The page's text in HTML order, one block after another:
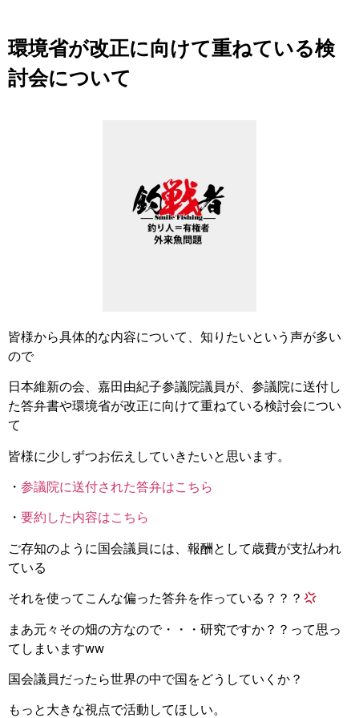
環境省が改正に向けて重ねている検
討会について
皆様から具体的な内容について、知りたいという声が多い
ので
日本維新の会、嘉田由紀子参議院議員が、参議院に送付し
た答弁書や環境省が改正に向けて重ねている検討会につい
て
皆様に少しずつお伝えしていきたいと思います。
・ 参議院に送付された答弁はこちら
・ 要約した内容はこちら
ご存知のように国会議員には、報酬として歳費が支払われ
ている
それを使ってこんな偏った答弁を作っている？？？
まあ元々その畑の方なので・・・研究ですか？？って思っ
てしまいますww
国会議員だったら世界の中で国をどうしていくか？
もっと大きな視点で活動してほしい。